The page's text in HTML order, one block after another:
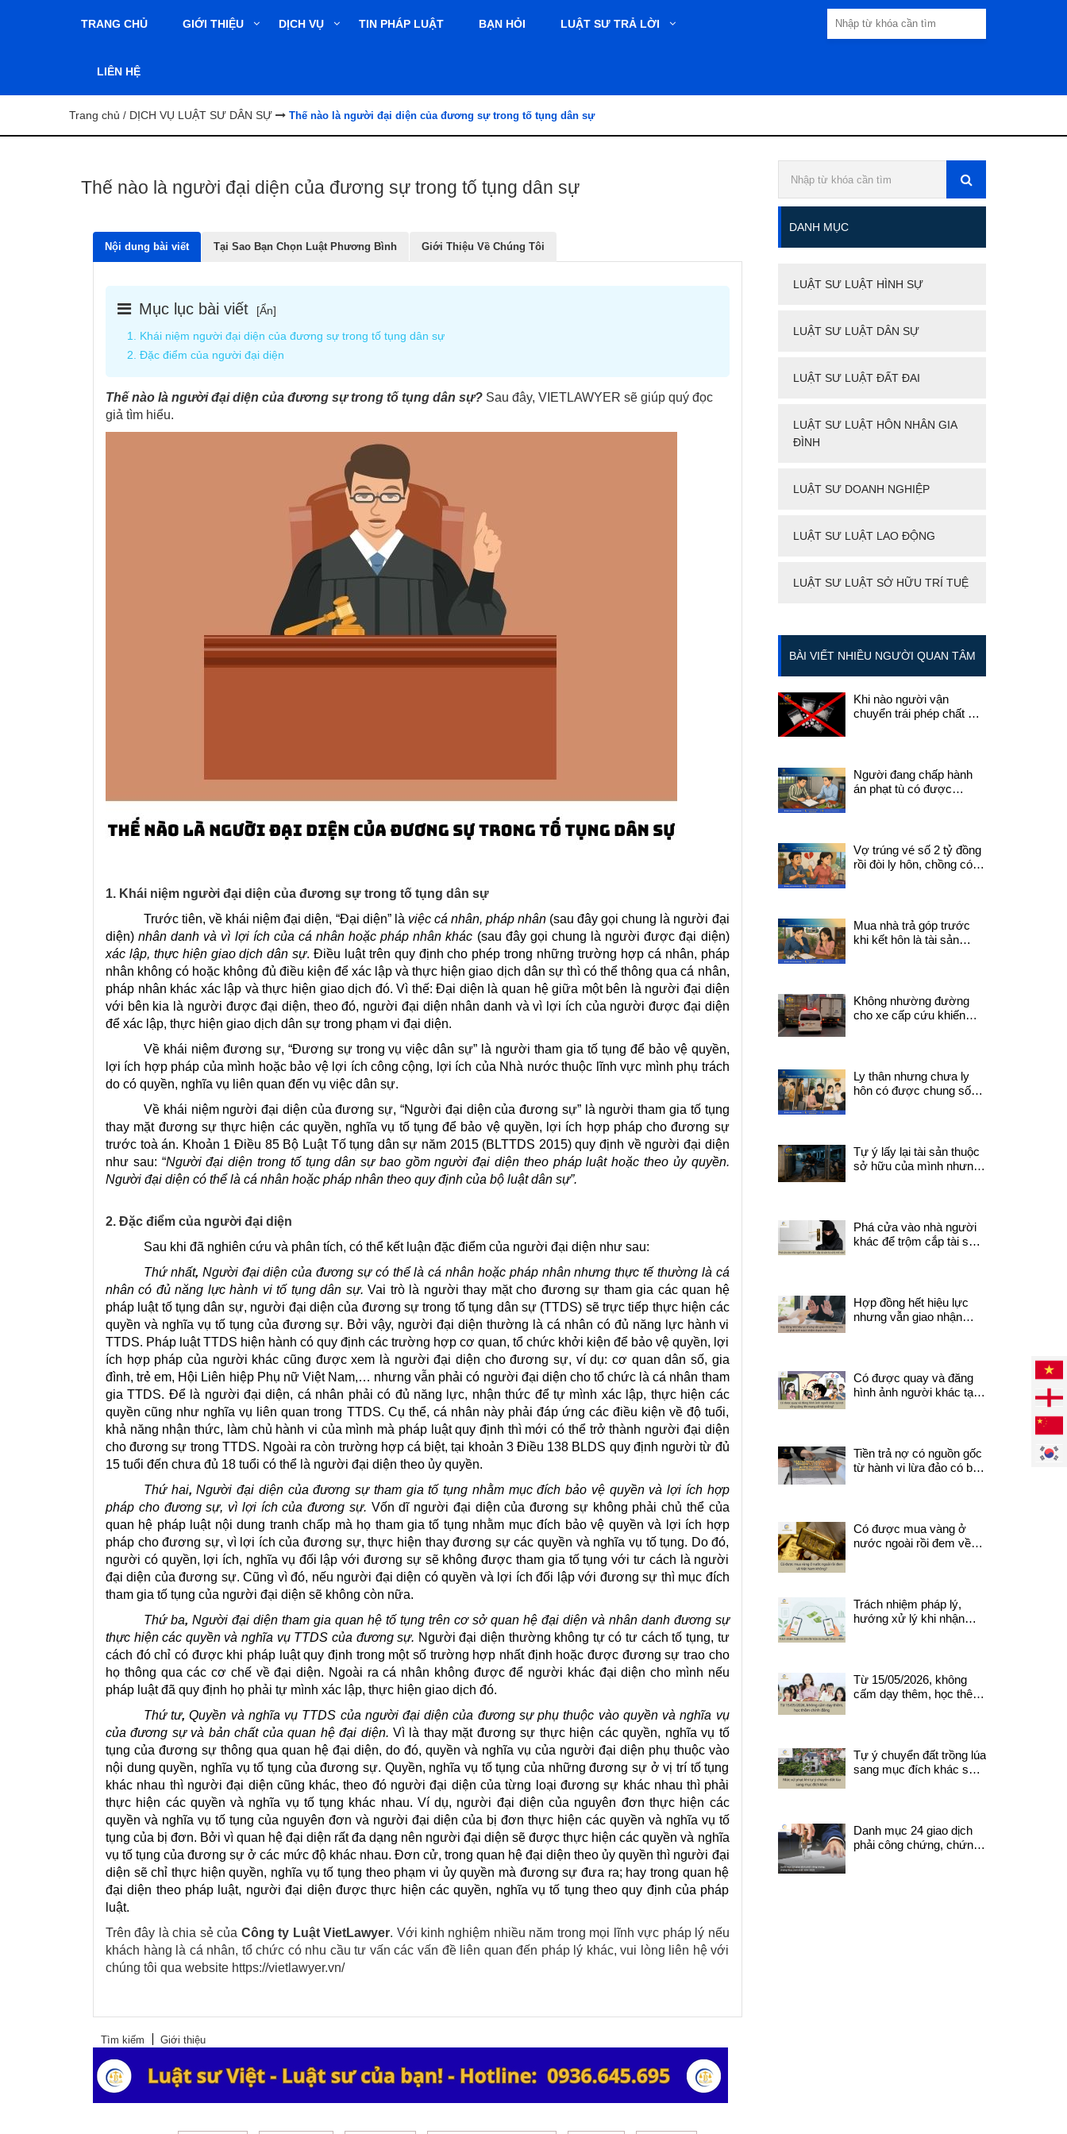
TRANG CHỦ GIỚI THIỆU DỊCH VỤ TIN PHÁP LUẬT BẠN HỎI LUẬT SƯ TRẢ LỜI
LIÊN HỆ
Trang chủ / DỊCH VỤ LUẬT SƯ DÂN SỰ Thế nào là người đại diện của đương sự trong tố tụng dân sự
Thế nào là người đại diện của đương sự trong tố tụng dân sự
Nội dung bài viết Tại Sao Bạn Chọn Luật Phương Bình Giới Thiệu Về Chúng Tôi
Mục lục bài viết [Ẩn]
1. Khái niệm người đại diện của đương sự trong tố tụng dân sự
2. Đặc điểm của người đại diện
Thế nào là người đại diện của đương sự trong tố tụng dân sự? Sau đây, VIETLAWYER sẽ giúp quý đọc
giả tìm hiểu.
1. Khái niệm người đại diện của đương sự trong tố tụng dân sự
Trước tiên, về khái niệm đại diện, “Đại diện” là việc cá nhân, pháp nhân (sau đây gọi chung là người đại
diện)nhân danh và vì lợi ích của cá nhân hoặc pháp nhân khác (sau đây gọi chung là người được đại diện)
xác lập, thực hiện giao dịch dân sự.Điều luật trên quy định cho phép trong những trường hợp cá nhân, pháp
nhân không có hoặc không đủ điều kiện để xác lập và thực hiện giao dịch dân sự thì có thể thông qua cá nhân,
pháp nhân khác xác lập và thực hiện giao dịch đó. Vì thế: Đại diện là quan hệ giữa một bên là người đại diện
với bên kia là người được đại diện, theo đó, người đại diện nhân danh và vì lợi ích của người được đại diện
để xác lập, thực hiện giao dịch dân sự trong phạm vi đại diện.
Về khái niệm đương sự, “Đương sự trong vụ việc dân sự” là người tham gia tố tụng để bảo vệ quyền,
lợi ích hợp pháp của mình hoặc bảo vệ lợi ích công cộng, lợi ích của Nhà nước thuộc lĩnh vực mình phụ trách
do có quyền, nghĩa vụ liên quan đến vụ việc dân sự.
Về khái niệm người đại diện của đương sự, “Người đại diện của đương sự” là người tham gia tố tụng
thay mặt đương sự thực hiện các quyền, nghĩa vụ tố tụng để bảo vệ quyền, lợi ích hợp pháp cho đương sự
trước toà án. Khoản 1 Điều 85 Bộ Luật Tố tụng dân sự năm 2015 (BLTTDS 2015) quy định về người đại diện
như sau: “Người đại diện trong tố tụng dân sự bao gồm người đại diện theo pháp luật hoặc theo ủy quyền.
Người đại diện có thể là cá nhân hoặc pháp nhân theo quy định của bộ luật dân sự”.
2. Đặc điểm của người đại diện
Sau khi đã nghiên cứu và phân tích, có thể kết luận đặc điểm của người đại diện như sau:
Thứ nhất, Người đại diện của đương sự có thể là cá nhân hoặc pháp nhân nhưng thực tế thường là cá
nhân có đủ năng lực hành vi tố tụng dân sự.Vai trò là người thay mặt cho đương sự tham gia các quan hệ
pháp luật tố tụng dân sự, người đại diện của đương sự trong tố tụng dân sự (TTDS) sẽ trực tiếp thực hiện các
quyền và nghĩa vụ tố tụng của đương sự. Bởi vậy, người đại diện thường là cá nhân có đủ năng lực hành vi
TTDS. Pháp luật TTDS hiện hành có quy định các trường hợp cơ quan, tổ chức khởi kiện để bảo vệ quyền, lợi
ích hợp pháp của người khác cũng được xem là người đại diện cho đương sự, vídụ: cơ quan dân số, gia
đình, trẻ em, Hội Liên hiệp Phụ nữViệt Nam,… nhưng vẫn phải có người đại diện cho tổ chức là cá nhân tham
gia TTDS. Để là người đại diện, cá nhân phải có đủ năng lực, nhận thức để tự mình xác lập, thực hiện các
quyền cũng như nghĩa vụ liên quan trong TTDS. Cụ thể, cá nhân này phải đáp ứng các điều kiện về độ tuổi,
khả năng nhận thức, làm chủ hành vi của mình mà pháp luật quy định thì mới có thể trở thành người đại diện
cho đương sự trong TTDS. Ngoài ra còn trường hợp cá biệt, tại khoản 3 Điều 138 BLDS quy định người từ đủ
15 tuổi đến chưa đủ 18 tuổi có thể là người đại diện theo ủy quyền.
Thứ hai, Người đại diện của đương sự tham gia tố tụng nhằm mục đích bảo vệ quyền và lợi ích hợp
pháp cho đương sự, vì lợi ích của đương sự. Vốn dĩ người đại diện của đương sự không phải chủ thể của
quan hệ pháp luật nội dung tranh chấp mà họ tham gia tố tụng nhằm mục đích bảo vệ quyền và lợi ích hợp
pháp cho đương sự, vì lợi ích của đương sự, thực hiện thay đương sự các quyền và nghĩa vụ tố tụng. Do đó,
người có quyền, lợi ích, nghĩa vụ đối lập với đương sự sẽ không được tham gia tố tụng với tư cách là người
đại diện của đương sự. Cũng vì đó, nếu người đại diện có quyền và lợi ích đối lập với đương sự thì mục đích
tham gia tố tụng của người đại diện sẽ không còn nữa.
Thứ ba, Người đại diện tham gia quan hệ tố tụng trên cơ sở quan hệ đại diện và nhân danh đương sự
thực hiện các quyền và nghĩa vụ TTDS của đương sự. Người đại diện thường không tự có tư cách tố tụng, tư
cách đó chỉ có được khi pháp luật quy định trong một số trường hợp nhất định hoặc được đương sự trao cho
họ thông qua các cơ chế về đại diện. Ngoài ra cá nhân không được để người khác đại diện cho mình nếu
pháp luật đã quy định họ phải tự mình xác lập, thực hiện giao dịch đó.
Thứ tư,Quyền và nghĩa vụ TTDS của người đại diện của đương sự phụ thuộc vào quyền và nghĩa vụ
của đương sự và bản chất của quan hệ đại diện.Vì là thay mặt đương sự thực hiện các quyền, nghĩa vụ tố
tụng của đương sự thông qua quan hệ đại diện, do đó, quyền và nghĩa vụ của người đại diện phụ thuộc vào
nội dung quyền, nghĩa vụ tố tụng của đương sự. Quyền, nghĩa vụ tố tụng của những đương sự ở vị trí tố tụng
khác nhau thì người đại diện cũng khác, theo đó người đại diện của từng loại đương sự khác nhau thì phải
thực hiện các quyền và nghĩa vụ tố tụng khác nhau. Vídụ, người đại diện của nguyên đơn thực hiện các
quyền và nghĩa vụ tố tụng của nguyên đơn và người đại diện của bị đơn thực hiện các quyền và nghĩa vụ tố
tụng của bị đơn. Bởi vì quan hệ đại diện rất đa dạng nên người đại diện sẽ được thực hiện các quyền và nghĩa
vụ tố tụng của đương sự ở các mức độ khác nhau. Đơn cử, trong quan hệ đại diện theo ủy quyền thì người đại
diện sẽ chỉ thực hiện quyền, nghĩa vụ tố tụng theo phạm vi ủy quyền mà đương sự đưa ra; hay trong quan hệ
đại diện theo pháp luật, người đại diện được thực hiện các quyền, nghĩa vụ tố tụng theo quy định của pháp
luật.
Trên đây là chia sẻ của Công ty Luật VietLawyer. Với kinh nghiệm nhiều năm trong mọi lĩnh vực pháp lý nếu
khách hàng là cá nhân, tổ chức có nhu cầu tư vấn các vấn đề liên quan đến pháp lý khác, vui lòng liên hệ với
chúng tôi qua website https://vietlawyer.vn/
Tìm kiếm Giới thiệu
DANH MỤC
LUẬT SƯ LUẬT HÌNH SỰ
LUẬT SƯ LUẬT DÂN SỰ
LUẬT SƯ LUẬT ĐẤT ĐAI
LUẬT SƯ LUẬT HÔN NHÂN GIA
ĐÌNH
LUẬT SƯ DOANH NGHIỆP
LUẬT SƯ LUẬT LAO ĐỘNG
LUẬT SƯ LUẬT SỞ HỮU TRÍ TUỆ
BÀI VIẾT NHIỀU NGƯỜI QUAN TÂM
Khi nào người vận
chuyển trái phép chất ma
Người đang chấp hành
án phạt tù có được
Vợ trúng vé số 2 tỷ đồng
rồi đòi ly hôn, chồng có
Mua nhà trả góp trước
khi kết hôn là tài sản
Không nhường đường
cho xe cấp cứu khiến
như thế nào?
Ly thân nhưng chưa ly
hôn có được chung sống
Tự ý lấy lại tài sản thuộc
sở hữu của mình nhưng
Phá cửa vào nhà người
khác để trộm cắp tài sản
Hợp đồng hết hiệu lực
nhưng vẫn giao nhận
Có được quay và đăng
hình ảnh người khác tại
Tiền trả nợ có nguồn gốc
từ hành vi lừa đảo có bị
Có được mua vàng ở
nước ngoài rồi đem về
Trách nhiệm pháp lý,
hướng xử lý khi nhận
Từ 15/05/2026, không
cấm dạy thêm, học thêm
Tự ý chuyển đất trồng lúa
sang mục đích khác sẽ
Danh mục 24 giao dịch
phải công chứng, chứng